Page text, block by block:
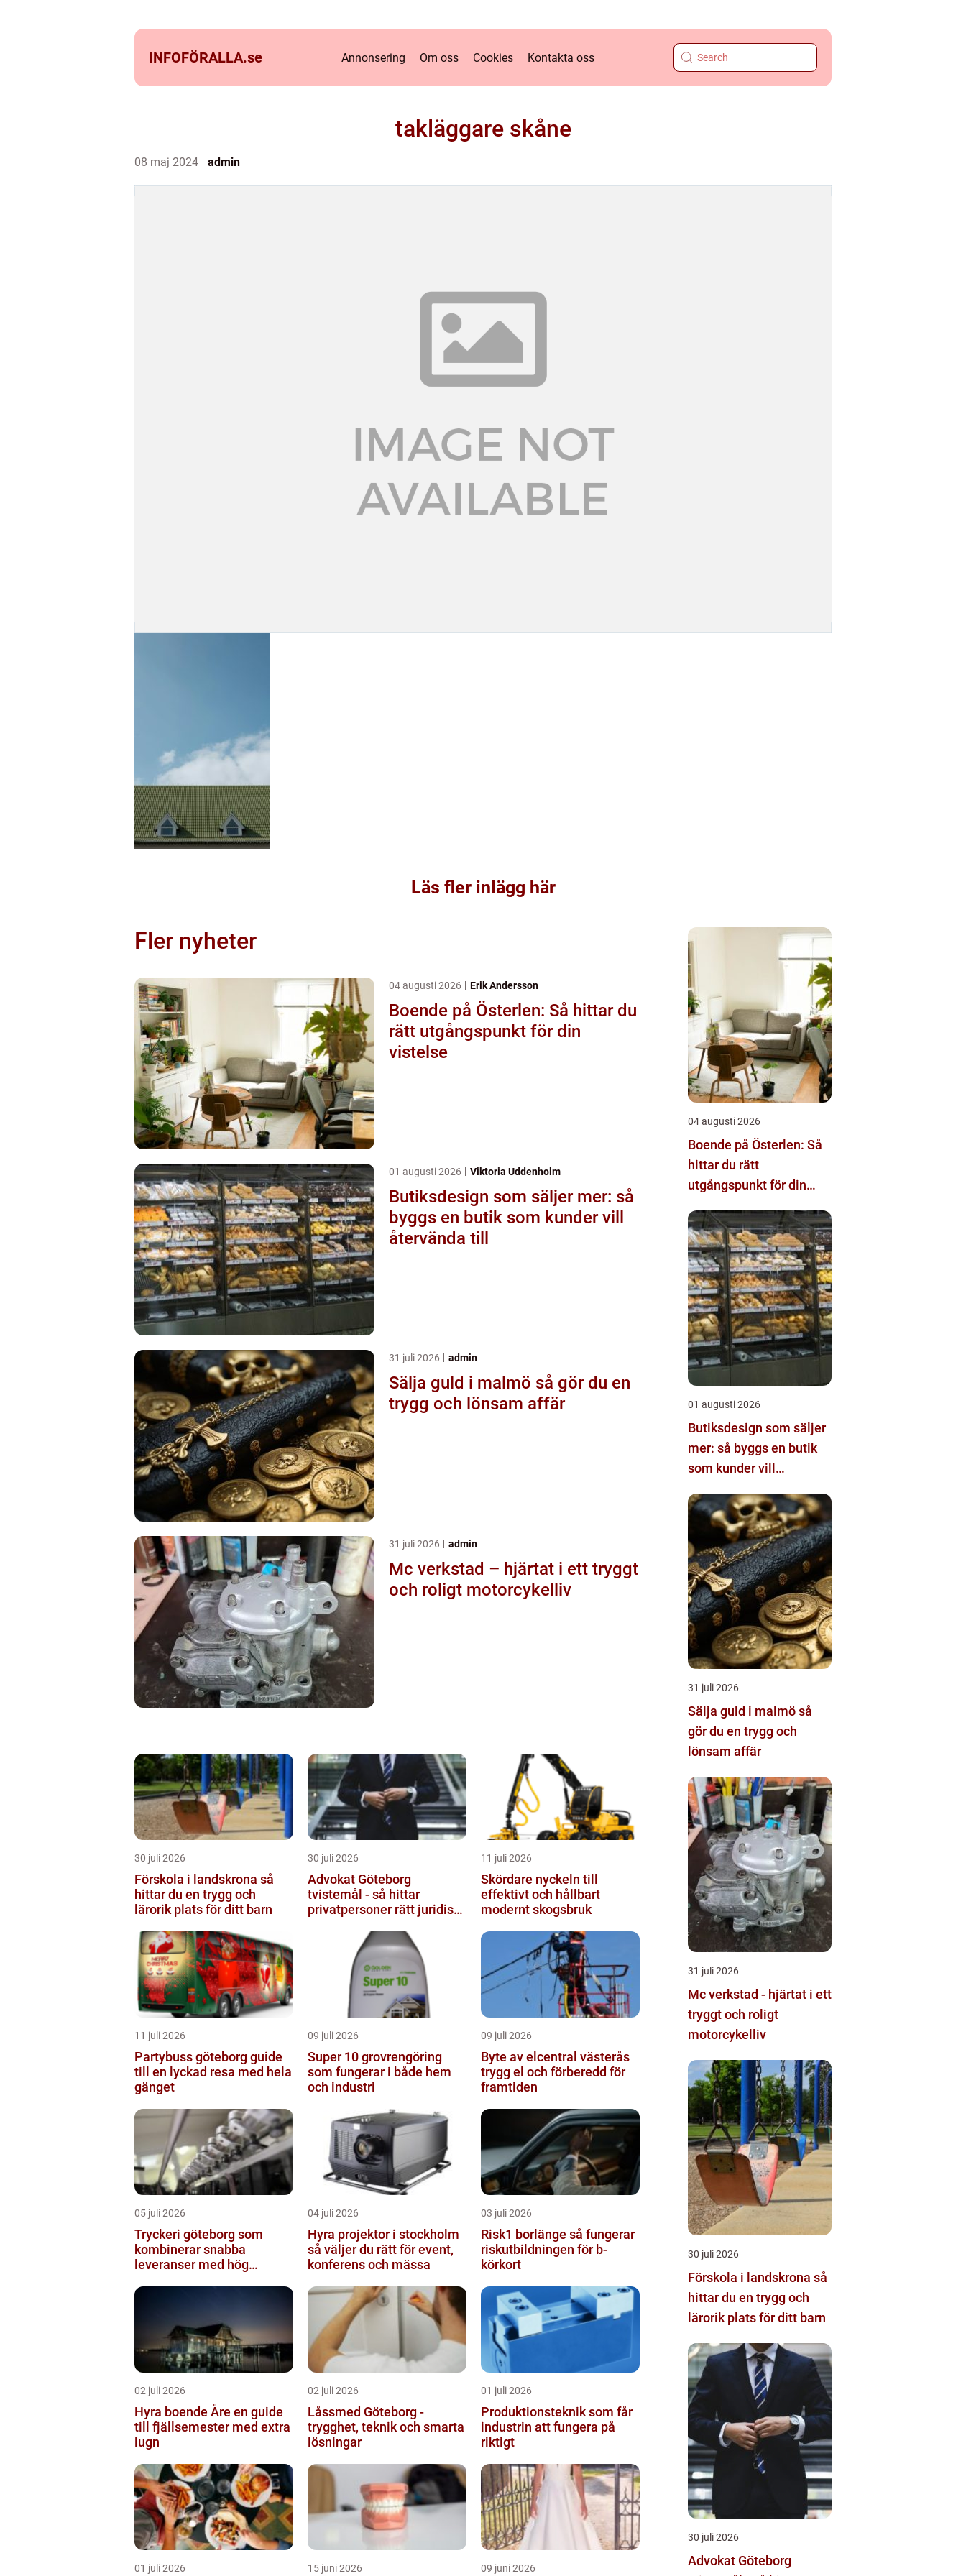
INFOFÖRALLA.se Annonsering Om oss Cookies Kontakta oss
takläggare skåne
08 maj 2024 admin
Läs fler inlägg här
Fler nyheter
04 augusti 2026 Erik Andersson
Boende på Österlen: Så hittar du
rätt utgångspunkt för din
vistelse
01 augusti 2026 Viktoria Uddenholm
Butiksdesign som säljer mer: så
byggs en butik som kunder vill
återvända till
31 juli 2026 admin
Sälja guld i malmö så gör du en
trygg och lönsam affär
31 juli 2026 admin
Mc verkstad – hjärtat i ett tryggt
och roligt motorcykelliv
30 juli 2026
Förskola i landskrona så
hittar du en trygg och
lärorik plats för ditt barn
30 juli 2026
Advokat Göteborg
tvistemål - så hittar
privatpersoner rätt juridiskt
11 juli 2026
Skördare nyckeln till
effektivt och hållbart
modernt skogsbruk
11 juli 2026
Partybuss göteborg guide
till en lyckad resa med hela
gänget
09 juli 2026
Super 10 grovrengöring
som fungerar i både hem
och industri
09 juli 2026
Byte av elcentral västerås
trygg el och förberedd för
framtiden
05 juli 2026
Tryckeri göteborg som
kombinerar snabba
leveranser med hög
04 juli 2026
Hyra projektor i stockholm
så väljer du rätt för event,
konferens och mässa
03 juli 2026
Risk1 borlänge så fungerar
riskutbildningen för b-
körkort
02 juli 2026
Hyra boende Åre en guide
till fjällsemester med extra
lugn
02 juli 2026
Låssmed Göteborg -
trygghet, teknik och smarta
lösningar
01 juli 2026
Produktionsteknik som får
industrin att fungera på
riktigt
01 juli 2026 15 juni 2026 09 juni 2026
04 augusti 2026
Boende på Österlen: Så
hittar du rätt
utgångspunkt för din
01 augusti 2026
Butiksdesign som säljer
mer: så byggs en butik
som kunder vill
31 juli 2026
Sälja guld i malmö så
gör du en trygg och
lönsam affär
31 juli 2026
Mc verkstad - hjärtat i ett
tryggt och roligt
motorcykelliv
30 juli 2026
Förskola i landskrona så
hittar du en trygg och
lärorik plats för ditt barn
30 juli 2026
Advokat Göteborg